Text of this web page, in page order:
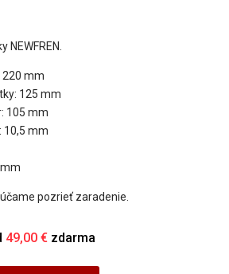
220 mm
125 mm
105 mm
10,5 mm
pozrieť zaradenie.
49,00 € zdarma